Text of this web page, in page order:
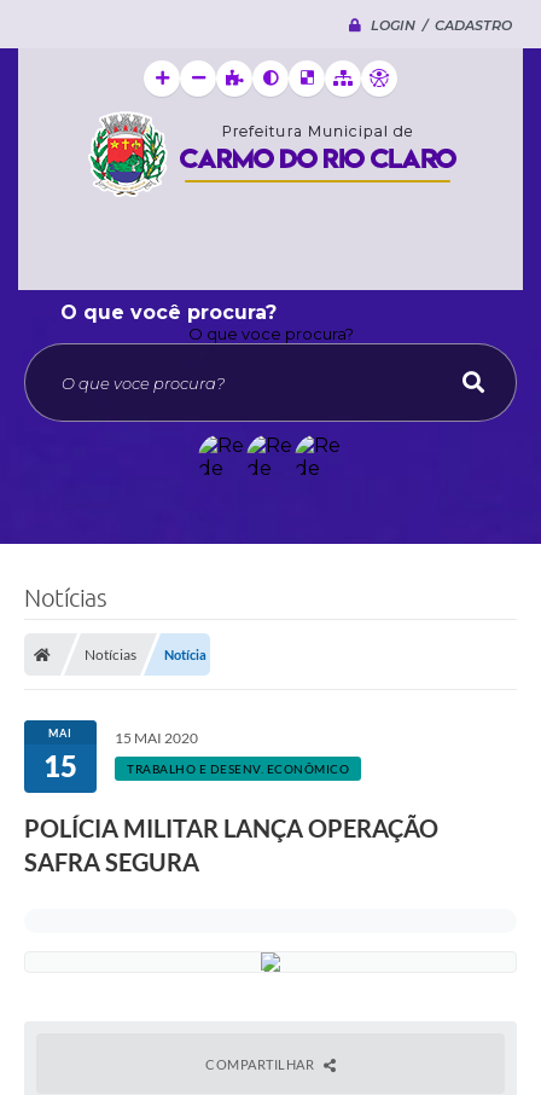
LOGIN / CADASTRO
O que voce procura?
Notícias
Notícias Notícia
MAI
15
15 MAI 2020
TRABALHO E DESENV. ECONÔMICO
POLÍCIA MILITAR LANÇA OPERAÇÃO
SAFRA SEGURA
COMPARTILHAR